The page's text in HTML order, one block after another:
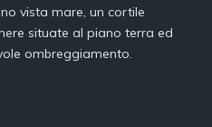
vista mare, un cortile
situate al piano terra ed
ombreggiamento.